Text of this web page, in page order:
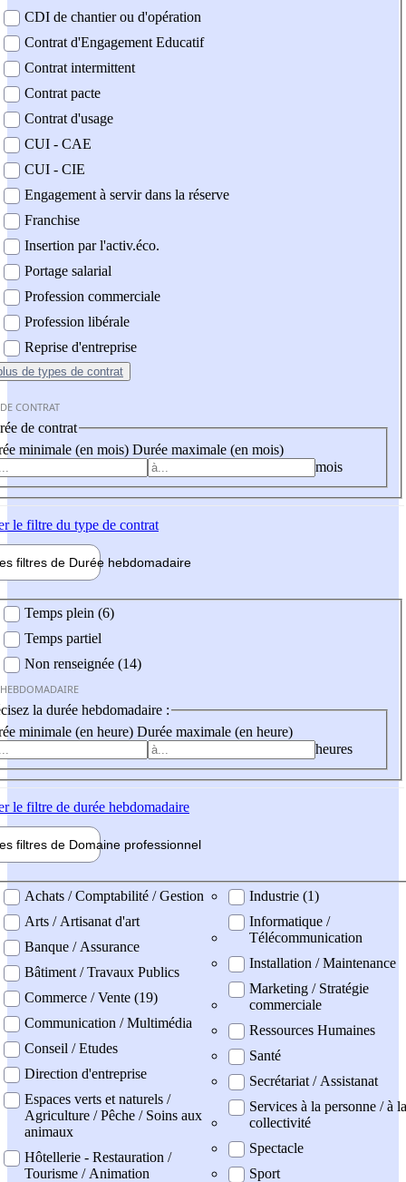
CDI de chantier ou d'opération
Contrat d'Engagement Educatif
Contrat intermittent
Contrat pacte
Contrat d'usage
CUI - CAE
CUI - CIE
Engagement à servir dans la réserve
Franchise
Insertion par l'activ.éco.
Portage salarial
Profession commerciale
Profession libérale
Reprise d'entreprise
de types de contrat
CONTRAT
de contrat
minimale (en mois) Durée maximale (en mois)
mois
le filtre du type de contrat
filtres de Durée hebdomadaire
Temps plein (6)
Temps partiel
Non renseignée (14)
la durée hebdomadaire :
minimale (en heure) Durée maximale (en heure)
heures
le filtre de durée hebdomadaire
filtres de Domaine professionnel
professionel
Achats / Comptabilité / Gestion
Arts / Artisanat d'art
Banque / Assurance
Bâtiment / Travaux Publics
Commerce / Vente (19)
Communication / Multimédia
Conseil / Etudes
Direction d'entreprise
Espaces verts et naturels /
Agriculture / Pêche / Soins aux
animaux
Hôtellerie - Restauration /
Tourisme / Animation
Industrie (1)
Informatique /
Télécommunication
Installation / Maintenance
Marketing / Stratégie
commerciale
Ressources Humaines
Santé
Secrétariat / Assistanat
Services à la personne / à la
collectivité
Spectacle
Sport